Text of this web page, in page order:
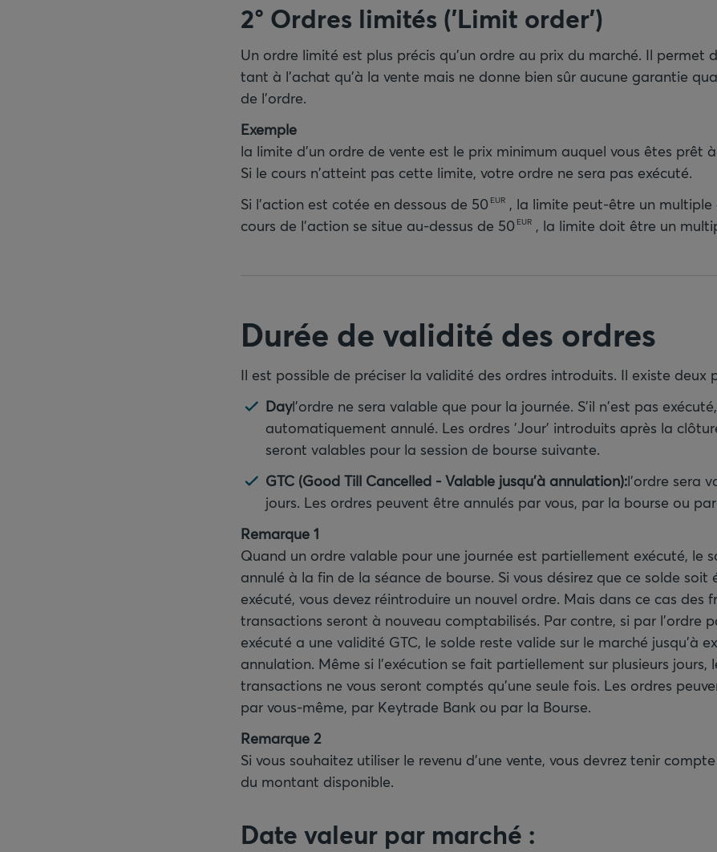
2° Ordres limités ('Limit order')
Un ordre limité est plus précis qu'un ordre au prix du marché. Il permet
tant à l'achat qu'à la vente mais ne donne bien sûr aucune garantie
de l'ordre.
Exemple
la limite d'un ordre de vente est le prix minimum auquel vous êtes prêt
Si le cours n'atteint pas cette limite, votre ordre ne sera pas exécuté.
Si l'action est cotée en dessous de 50 EUR , la limite peut-être un multiple
cours de l’action se situe au-dessus de 50 EUR , la limite doit être un
Durée de validité des ordres
Il est possible de préciser la validité des ordres introduits. Il existe deux
Dayl'ordre ne sera valable que pour la journée. S'il n'est pas
automatiquement annulé. Les ordres 'Jour' introduits après la
seront valables pour la session de bourse suivante.
GTC (Good Till Cancelled - Valable jusqu'à annulation):l'ordre sera
jours. Les ordres peuvent être annulés par vous, par la bourse ou
Remarque 1
Quand un ordre valable pour une journée est partiellement exécuté, le
annulé à la fin de la séance de bourse. Si vous désirez que ce solde soit
exécuté, vous devez réintroduire un nouvel ordre. Mais dans ce cas des
transactions seront à nouveau comptabilisés. Par contre, si par l'ordre
exécuté a une validité GTC, le solde reste valide sur le marché jusqu'à
annulation. Même si l'exécution se fait partiellement sur plusieurs jours,
transactions ne vous seront comptés qu'une seule fois. Les ordres
par vous-même, par Keytrade Bank ou par la Bourse.
Remarque 2
Si vous souhaitez utiliser le revenu d'une vente, vous devrez tenir
du montant disponible.
Date valeur par marché :